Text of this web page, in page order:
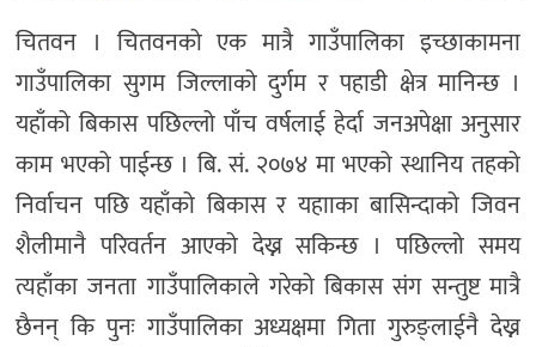
चितवन । चितवनको एक मात्रै गाउँपालिका इच्छाकामना
गाउँपालिका सुगम जिल्लाको दुर्गम र पहाडी क्षेत्र मानिन्छ ।
यहाँको बिकास पछिल्लो पाँच वर्षलाई हेर्दा जनअपेक्षा अनुसार
काम भएको पाईन्छ । बि. सं. २०७४ मा भएको स्थानिय तहको
निर्वाचन पछि यहाँको बिकास र यहााका बासिन्दाको जिवन
शैलीमानै परिवर्तन आएको देख्न सकिन्छ । पछिल्लो समय
त्यहाँका जनता गाउँपालिकाले गरेको बिकास संग सन्तुष्ट मात्रै
छैनन् कि पुनः गाउँपालिका अध्यक्षमा गिता गुरुङ्लाईनै देख्न